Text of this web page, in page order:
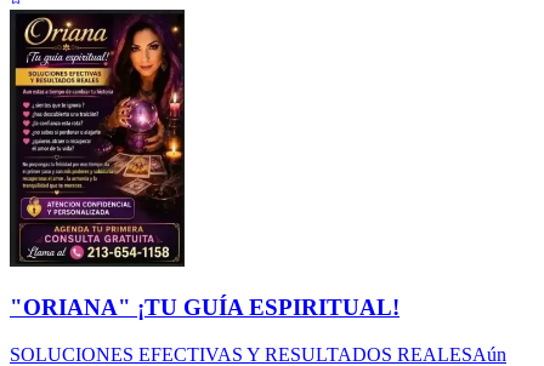
"ORIANA" ¡TU GUÍA ESPIRITUAL!
SOLUCIONES EFECTIVAS Y RESULTADOS REALESAún